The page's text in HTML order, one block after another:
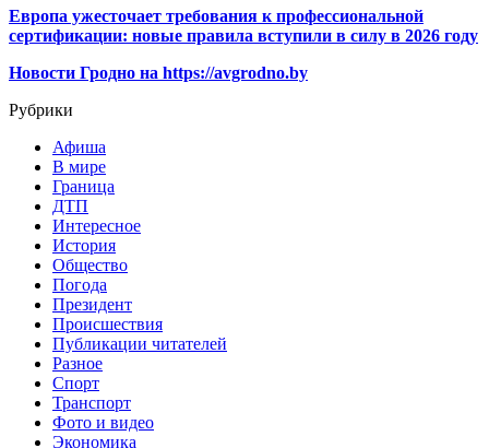
Европа ужесточает требования к профессиональной
сертификации: новые правила вступили в силу в 2026 году
Новости Гродно на https://avgrodno.by
Рубрики
Афиша
В мире
Граница
ДТП
Интересное
История
Общество
Погода
Президент
Происшествия
Публикации читателей
Разное
Спорт
Транспорт
Фото и видео
Экономика